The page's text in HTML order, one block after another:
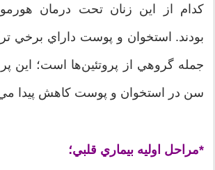
کدام از اين زنان تحت درمان
بودند. استخوان و پوست داراي برخي
جمله گروهي از پروتئين‌ها است؛ اين
سن در استخوان و پوست کاهش پيدا
*مراحل اوليه بيماري قلبي؛